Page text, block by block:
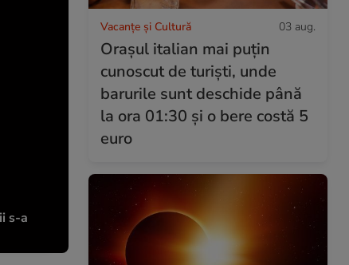
s-a
Vacanțe și Cultură 03 aug.
Orașul italian mai puțin
cunoscut de turiști, unde
barurile sunt deschide până
la ora 01:30 și o bere costă 5
euro